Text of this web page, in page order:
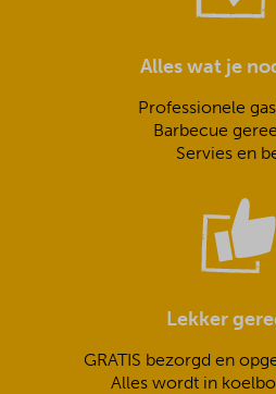
Alles wat je
Professionele
Barbecue
Servies en
Lekker
GRATIS bezorgd en
Alles wordt in